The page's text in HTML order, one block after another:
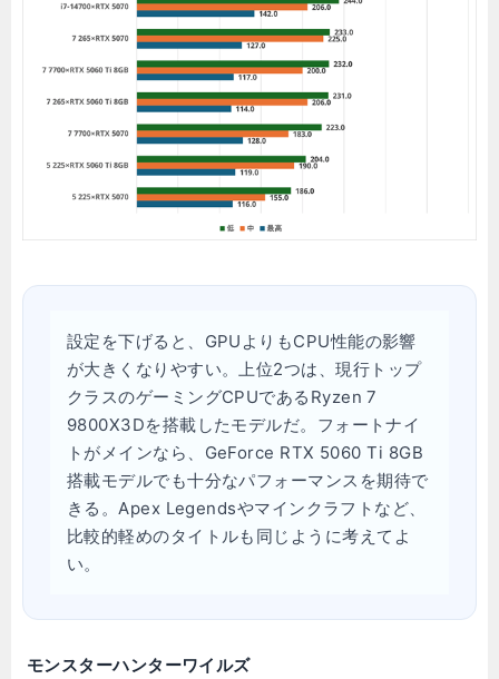
設定を下げると、GPUよりもCPU性能の影響
が大きくなりやすい。上位2つは、現行トップ
クラスのゲーミングCPUであるRyzen 7
9800X3Dを搭載したモデルだ。フォートナイ
トがメインなら、GeForce RTX 5060 Ti 8GB
搭載モデルでも十分なパフォーマンスを期待で
きる。Apex Legendsやマインクラフトなど、
比較的軽めのタイトルも同じように考えてよ
い。
モンスターハンターワイルズ